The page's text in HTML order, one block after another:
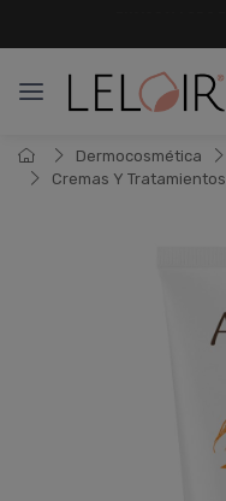
Dermocosmética
Cremas Y Tratamientos